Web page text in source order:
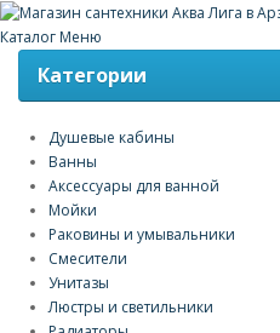
Каталог Меню
Категории
Душевые кабины
Ванны
Аксессуары для ванной
Мойки
Раковины и умывальники
Смесители
Унитазы
Люстры и светильники